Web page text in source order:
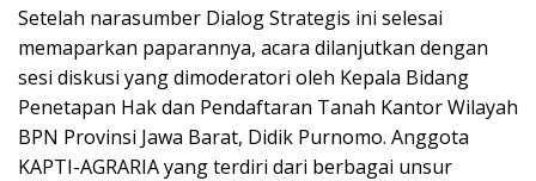
Setelah narasumber Dialog Strategis ini selesai
memaparkan paparannya, acara dilanjutkan dengan
sesi diskusi yang dimoderatori oleh Kepala Bidang
Penetapan Hak dan Pendaftaran Tanah Kantor Wilayah
BPN Provinsi Jawa Barat, Didik Purnomo. Anggota
KAPTI-AGRARIA yang terdiri dari berbagai unsur